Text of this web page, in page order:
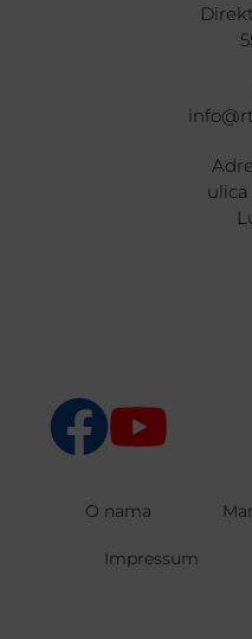
ulica
O nama
Impressum